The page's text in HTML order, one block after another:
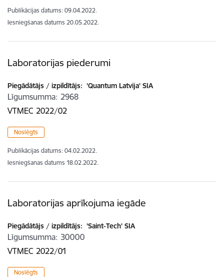
Publikācijas datums: 09.04.2022.
Iesniegšanas datums 20.05.2022.
Laboratorijas piederumi
Piegādātājs / izpildītājs: 'Quantum Latvija' SIA
Līgumsumma 2968
VTMEC 2022/02
Noslēgts
Publikācijas datums: 04.02.2022.
Iesniegšanas datums 18.02.2022.
Laboratorijas aprīkojuma iegāde
Piegādātājs / izpildītājs: 'Saint-Tech' SIA
Līgumsumma 30000
VTMEC 2022/01
Noslēgts